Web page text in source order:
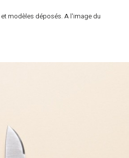
modèles déposés. A l'image du